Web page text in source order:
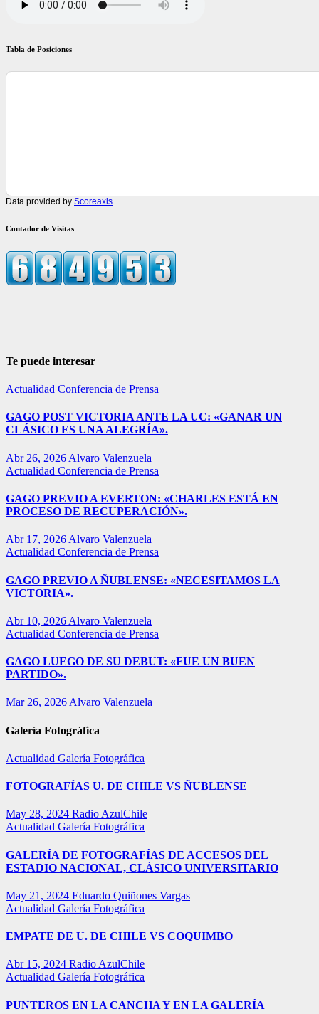
Tabla de Posiciones
Data provided by Scoreaxis
Contador de Visitas
Te puede interesar
Actualidad Conferencia de Prensa
GAGO POST VICTORIA ANTE LA UC: «GANAR UN
CLÁSICO ES UNA ALEGRÍA».
Abr 26, 2026 Alvaro Valenzuela
Actualidad Conferencia de Prensa
GAGO PREVIO A EVERTON: «CHARLES ESTÁ EN
PROCESO DE RECUPERACIÓN».
Abr 17, 2026 Alvaro Valenzuela
Actualidad Conferencia de Prensa
GAGO PREVIO A ÑUBLENSE: «NECESITAMOS LA
VICTORIA».
Abr 10, 2026 Alvaro Valenzuela
Actualidad Conferencia de Prensa
GAGO LUEGO DE SU DEBUT: «FUE UN BUEN
PARTIDO».
Mar 26, 2026 Alvaro Valenzuela
Galería Fotográfica
Actualidad Galería Fotográfica
FOTOGRAFÍAS U. DE CHILE VS ÑUBLENSE
May 28, 2024 Radio AzulChile
Actualidad Galería Fotográfica
GALERÍA DE FOTOGRAFÍAS DE ACCESOS DEL
ESTADIO NACIONAL, CLÁSICO UNIVERSITARIO
May 21, 2024 Eduardo Quiñones Vargas
Actualidad Galería Fotográfica
EMPATE DE U. DE CHILE VS COQUIMBO
Abr 15, 2024 Radio AzulChile
Actualidad Galería Fotográfica
PUNTEROS EN LA CANCHA Y EN LA GALERÍA